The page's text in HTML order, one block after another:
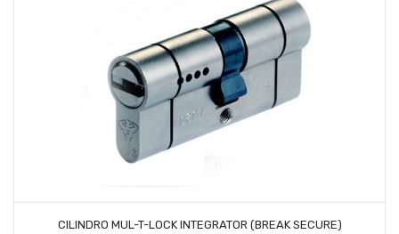
AÑADIR AL CARRITO
CILINDRO MUL-T-LOCK INTEGRATOR (BREAK SECURE)